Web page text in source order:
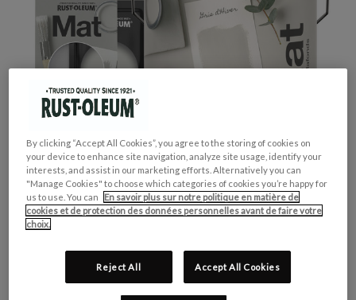
COLLECTION DE COULEUR:
FINITION: Mate
By clicking “Accept All Cookies”, you agree to the storing of cookies on
your device to enhance site navigation, analyze site usage, identify your
interests, and assist in our marketing efforts. Alternatively you can
"Manage Cookies" to choose which categories of cookies you’re happy for
us to use. You can
En savoir plus sur notre politique en matière de
cookies et de protection des données personnelles avant de faire votre
choix.
Reject All Accept All Cookies